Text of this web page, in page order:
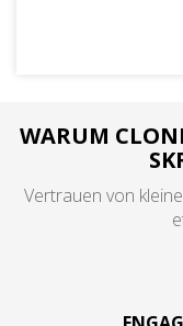
WARUM
Vertrauen von